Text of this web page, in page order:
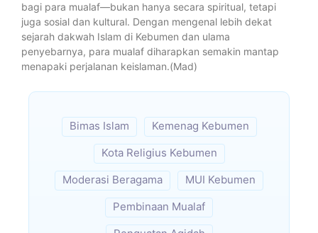
bagi para mualaf—bukan hanya secara spiritual, tetapi
juga sosial dan kultural. Dengan mengenal lebih dekat
sejarah dakwah Islam di Kebumen dan ulama
penyebarnya, para mualaf diharapkan semakin mantap
menapaki perjalanan keislaman.(Mad)
Bimas Islam
Kemenag Kebumen
Kota Religius Kebumen
Moderasi Beragama
MUI Kebumen
Pembinaan Mualaf